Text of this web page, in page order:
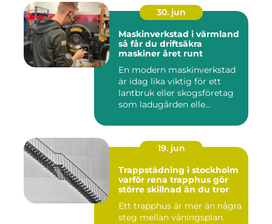
30. jun
Maskinverkstad i värmland
så får du driftsäkra
maskiner året runt
En modern maskinverkstad
är idag lika viktig för ett
lantbruk eller skogsföretag
som ladugården elle...
19. jun
Trappstädning i stockholm
varför rena trapphus gör
större skillnad än du tror
Ett trapphus är mer än några
steg mellan våningsplan.